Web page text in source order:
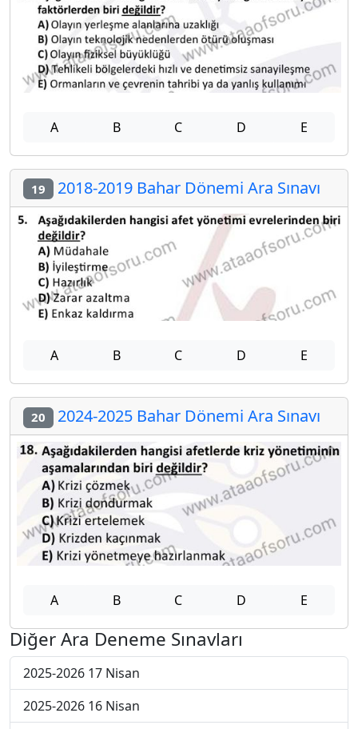
A B C D E
19 2018-2019 Bahar Dönemi Ara Sınavı
A B C D E
20 2024-2025 Bahar Dönemi Ara Sınavı
A B C D E
Diğer Ara Deneme Sınavları
2025-2026 17 Nisan
2025-2026 16 Nisan